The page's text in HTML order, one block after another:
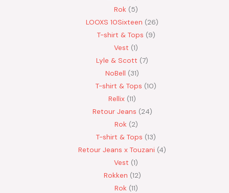
Rok
5
LOOXS 10Sixteen
26
T-shirt & Tops 9
Vest 1
Lyle & Scott 7
NoBell
31
T-shirt & Tops 10
Rellix 11
Retour Jeans 24
Rok 2
T-shirt & Tops 13
Retour Jeans x Touzani 4
Vest 1
Rokken 12
Rok 11